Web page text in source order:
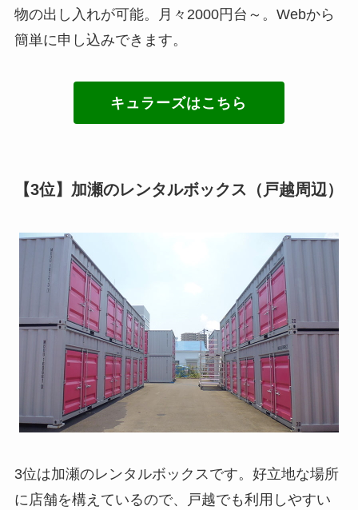
物の出し入れが可能。月々2000円台～。Webから
簡単に申し込みできます。
キュラーズはこちら
【3位】加瀬のレンタルボックス（戸越周辺）
3位は加瀬のレンタルボックスです。好立地な場所
に店舗を構えているので、戸越でも利用しやすい